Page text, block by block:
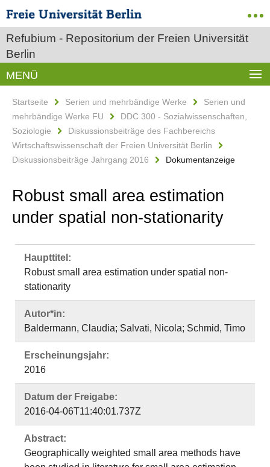
Refubium - Repositorium der Freien Universität
Berlin
MENÜ
Startseite Serien und mehrbändige Werke
Serien und
mehrbändige Werke FU
DDC 300 - Sozialwissenschaften,
Soziologie
Diskussionsbeiträge des Fachbereichs
Wirtschaftswissenschaft der Freien Universität Berlin
Diskussionsbeiträge Jahrgang 2016
Dokumentanzeige
Robust small area estimation
under spatial non-stationarity
Haupttitel:
Robust small area estimation under spatial non-
stationarity
Autor*in:
Baldermann, Claudia; Salvati, Nicola; Schmid, Timo
Erscheinungsjahr:
2016
Datum der Freigabe:
2016-04-06T11:40:01.737Z
Abstract:
Geographically weighted small area methods have